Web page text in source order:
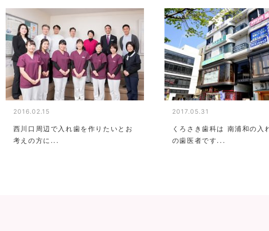
2016.02.15
西川口周辺で入れ歯を作りたいとお
考えの方に...
2017.05.31
くろさき歯科は 南浦和の入
の歯医者です...